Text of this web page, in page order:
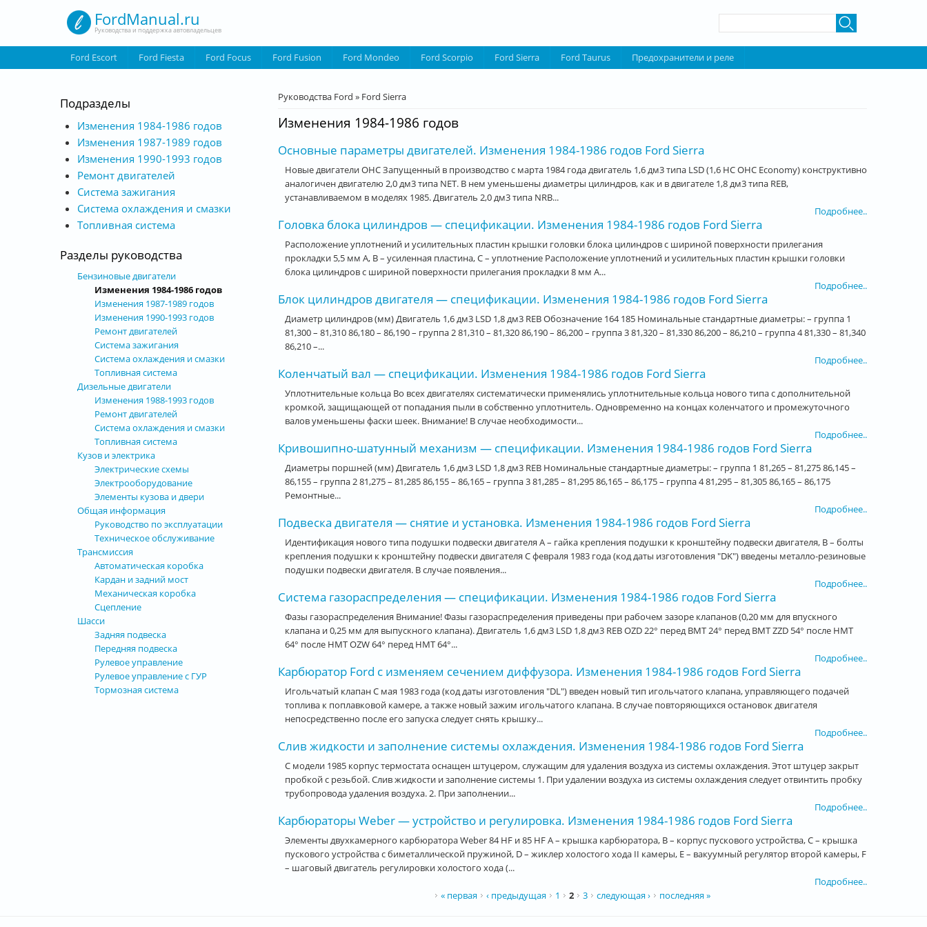
FordManual.ru
Руководства и поддержка автовладельцев
Ford Escort Ford Fiesta Ford Focus Ford Fusion Ford Mondeo Ford Scorpio Ford Sierra Ford Taurus Предохранители и реле
Вы здесь
Руководства Ford » Ford Sierra
Изменения 1984-1986 годов
Основные параметры двигателей. Изменения 1984-1986 годов Ford Sierra
Новые двигатели ОНС Запущенный в производство с марта 1984 года двигатель 1,6 дм3 типа LSD (1,6 НС ОНС Economy) конструктивно
аналогичен двигателю 2,0 дм3 типа NET. В нем уменьшены диаметры цилиндров, как и в двигателе 1,8 дм3 типа REB,
устанавливаемом в моделях 1985. Двигатель 2,0 дм3 типа NRB...
Подробнее..
Головка блока цилиндров — спецификации. Изменения 1984-1986 годов Ford Sierra
Расположение уплотнений и усилительных пластин крышки головки блока цилиндров с шириной поверхности прилегания
прокладки 5,5 мм А, В – усиленная пластина, С – уплотнение Расположение уплотнений и усилительных пластин крышки головки
блока цилиндров с шириной поверхности прилегания прокладки 8 мм А...
Подробнее..
Блок цилиндров двигателя — спецификации. Изменения 1984-1986 годов Ford Sierra
Диаметр цилиндров (мм) Двигатель 1,6 дм3 LSD 1,8 дм3 REB Обозначение 164 185 Номинальные стандартные диаметры: – группа 1
81,300 – 81,310 86,180 – 86,190 – группа 2 81,310 – 81,320 86,190 – 86,200 – группа 3 81,320 – 81,330 86,200 – 86,210 – группа 4 81,330 – 81,340
86,210 –...
Подробнее..
Коленчатый вал — спецификации. Изменения 1984-1986 годов Ford Sierra
Уплотнительные кольца Во всех двигателях систематически применялись уплотнительные кольца нового типа с дополнительной
кромкой, защищающей от попадания пыли в собственно уплотнитель. Одновременно на концах коленчатого и промежуточного
валов уменьшены фаски шеек. Внимание! В случае необходимости...
Подробнее..
Кривошипно-шатунный механизм — спецификации. Изменения 1984-1986 годов Ford Sierra
Диаметры поршней (мм) Двигатель 1,6 дм3 LSD 1,8 дм3 REB Номинальные стандартные диаметры: – группа 1 81,265 – 81,275 86,145 –
86,155 – группа 2 81,275 – 81,285 86,155 – 86,165 – группа 3 81,285 – 81,295 86,165 – 86,175 – группа 4 81,295 – 81,305 86,165 – 86,175
Ремонтные...
Подробнее..
Подвеска двигателя — снятие и установка. Изменения 1984-1986 годов Ford Sierra
Идентификация нового типа подушки подвески двигателя А – гайка крепления подушки к кронштейну подвески двигателя, В – болты
крепления подушки к кронштейну подвески двигателя С февраля 1983 года (код даты изготовления "DK") введены металло-резиновые
подушки подвески двигателя. В случае появления...
Подробнее..
Система газораспределения — спецификации. Изменения 1984-1986 годов Ford Sierra
Фазы газораспределения Внимание! Фазы газораспределения приведены при рабочем зазоре клапанов (0,20 мм для впускного
клапана и 0,25 мм для выпускного клапана). Двигатель 1,6 дм3 LSD 1,8 дм3 REB OZD 22° перед ВМТ 24° перед ВМТ ZZD 54° после НМТ
64° после НМТ OZW 64° перед НМТ 64°...
Подробнее..
Карбюратор Ford с изменяем сечением диффузора. Изменения 1984-1986 годов Ford Sierra
Игольчатый клапан С мая 1983 года (код даты изготовления "DL") введен новый тип игольчатого клапана, управляющего подачей
топлива к поплавковой камере, а также новый зажим игольчатого клапана. В случае повторяющихся остановок двигателя
непосредственно после его запуска следует снять крышку...
Подробнее..
Слив жидкости и заполнение системы охлаждения. Изменения 1984-1986 годов Ford Sierra
С модели 1985 корпус термостата оснащен штуцером, служащим для удаления воздуха из системы охлаждения. Этот штуцер закрыт
пробкой с резьбой. Слив жидкости и заполнение системы 1. При удалении воздуха из системы охлаждения следует отвинтить пробку
трубопровода удаления воздуха. 2. При заполнении...
Подробнее..
Карбюраторы Weber — устройство и регулировка. Изменения 1984-1986 годов Ford Sierra
Элементы двухкамерного карбюратора Weber 84 HF и 85 HF А – крышка карбюратора, В – корпус пускового устройства, С – крышка
пускового устройства с биметаллической пружиной, D – жиклер холостого хода II камеры, Е – вакуумный регулятор второй камеры, F
– шаговый двигатель регулировки холостого хода (...
Подробнее..
« первая ‹ предыдущая 1 2 3 следующая › последняя »
Подразделы
Изменения 1984-1986 годов
Изменения 1987-1989 годов
Изменения 1990-1993 годов
Ремонт двигателей
Система зажигания
Система охлаждения и смазки
Топливная система
Разделы руководства
Бензиновые двигатели
Изменения 1984-1986 годов
Изменения 1987-1989 годов
Изменения 1990-1993 годов
Ремонт двигателей
Система зажигания
Система охлаждения и смазки
Топливная система
Дизельные двигатели
Изменения 1988-1993 годов
Ремонт двигателей
Система охлаждения и смазки
Топливная система
Кузов и электрика
Электрические схемы
Электрооборудование
Элементы кузова и двери
Общая информация
Руководство по эксплуатации
Техническое обслуживание
Трансмиссия
Автоматическая коробка
Кардан и задний мост
Механическая коробка
Сцепление
Шасси
Задняя подвеска
Передняя подвеска
Рулевое управление
Рулевое управление с ГУР
Тормозная система